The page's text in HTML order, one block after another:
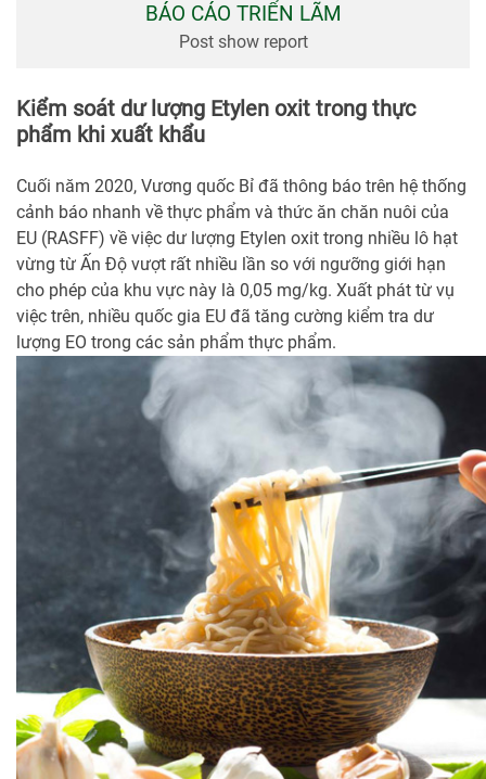
BÁO CÁO TRIỂN LÃM
Post show report
Kiểm soát dư lượng Etylen oxit trong thực
phẩm khi xuất khẩu
Cuối năm 2020, Vương quốc Bỉ đã thông báo trên hệ thống
cảnh báo nhanh về thực phẩm và thức ăn chăn nuôi của
EU (RASFF) về việc dư lượng Etylen oxit trong nhiều lô hạt
vừng từ Ấn Độ vượt rất nhiều lần so với ngưỡng giới hạn
cho phép của khu vực này là 0,05 mg/kg. Xuất phát từ vụ
việc trên, nhiều quốc gia EU đã tăng cường kiểm tra dư
lượng EO trong các sản phẩm thực phẩm.